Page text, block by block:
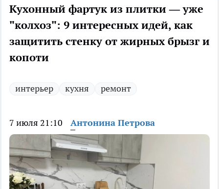
Кухонный фартук из плитки — уже
"колхоз": 9 интересных идей, как
защитить стенку от жирных брызг и
копоти
интерьер кухня ремонт
7 июля 21:10 Антонина Петрова